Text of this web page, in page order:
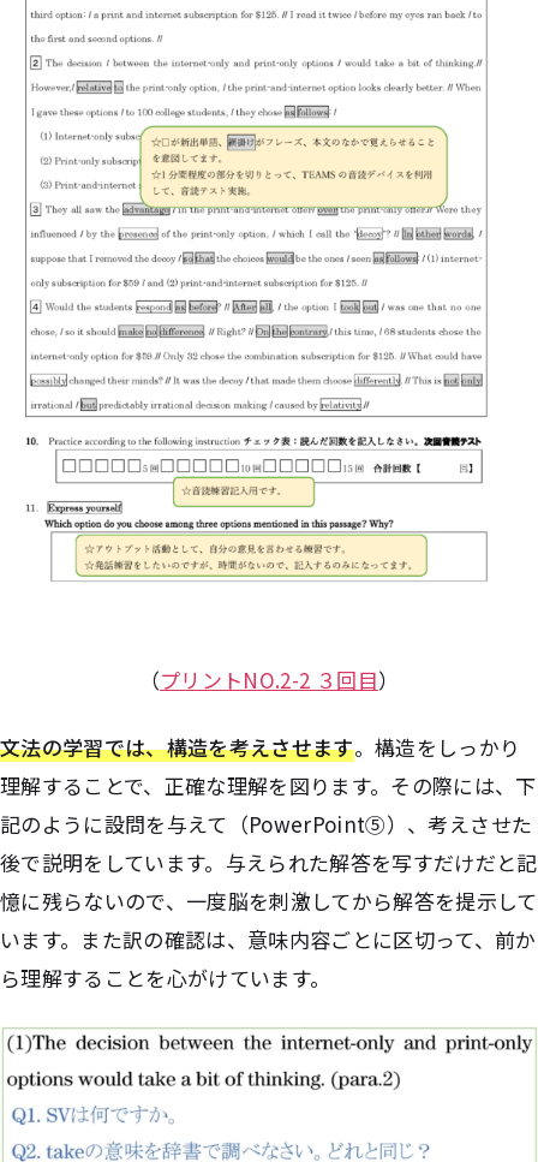
（プリントNO.2-2 ３回目）
文法の学習では、構造を考えさせます。構造をしっかり
理解することで、正確な理解を図ります。その際には、下
記のように設問を与えて（PowerPoint⑤）、考えさせた
後で説明をしています。与えられた解答を写すだけだと記
憶に残らないので、一度脳を刺激してから解答を提示して
います。また訳の確認は、意味内容ごとに区切って、前か
ら理解することを心がけています。